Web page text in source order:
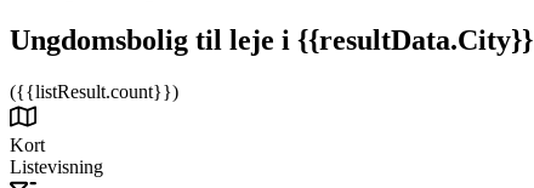
Ungdomsbolig til leje i {{resultData.City}}
({{listResult.count}})
Kort
Listevisning